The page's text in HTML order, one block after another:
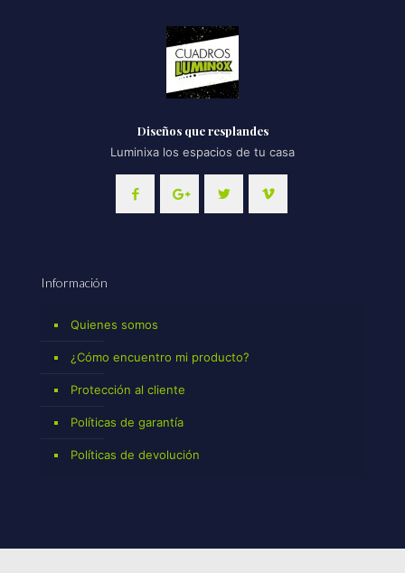
Diseños que resplandes
Luminixa los espacios de tu casa
Información
Quienes somos
¿Cómo encuentro mi producto?
Protección al cliente
Políticas de garantía
Políticas de devolución